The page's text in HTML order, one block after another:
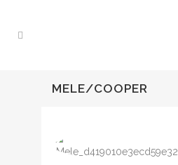
MELE/COOPER